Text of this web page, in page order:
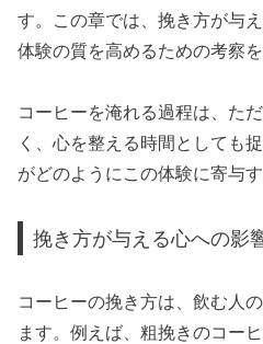
す。この章では、挽き方が与
体験の質を高めるための考察を
コーヒーを淹れる過程は、た
く、心を整える時間としても
がどのようにこの体験に寄与
挽き方が与える心への影
コーヒーの挽き方は、飲む人
ます。例えば、粗挽きのコー